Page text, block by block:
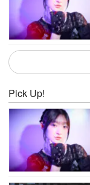
Pick Up!